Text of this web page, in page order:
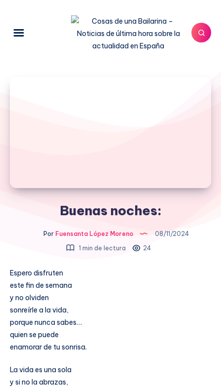
Buenas noches:
Por Fuensanta López Moreno
08/11/2024
1 min de lectura
24
Espero disfruten
este fin de semana
y no olviden
sonreírle a la vida,
porque nunca sabes…
quien se puede
enamorar de tu sonrisa.
La vida es una sola
y si no la abrazas,